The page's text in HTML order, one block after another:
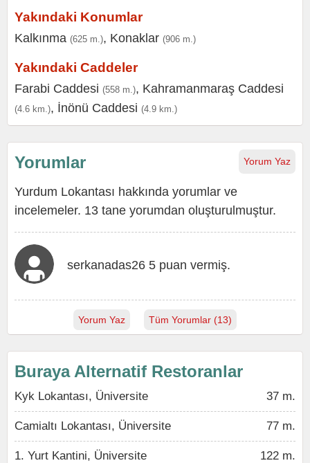
Yakındaki Konumlar
Kalkınma (625 m.), Konaklar (906 m.)
Yakındaki Caddeler
Farabi Caddesi (558 m.), Kahramanmaraş Caddesi
(4.6 km.), İnönü Caddesi (4.9 km.)
Yorum Yaz
Yorumlar
Yurdum Lokantası hakkında yorumlar ve
incelemeler. 13 tane yorumdan oluşturulmuştur.
serkanadas26 5 puan vermiş.
Yorum Yaz Tüm Yorumlar (13)
Buraya Alternatif Restoranlar
Kyk Lokantası, Üniversite 37 m.
Camialtı Lokantası, Üniversite 77 m.
1. Yurt Kantini, Üniversite 122 m.